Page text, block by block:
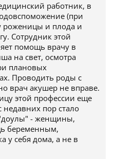
работник, в
(при
роженицы и плода и
Сотрудник этой
помощь врачу в
на свет, осмотра
плановых
Проводить роды с
врач акушер не вправе.
этой профессии еще
пор стало
"доулы" - женщины,
беременным,
у себя дома, а не в